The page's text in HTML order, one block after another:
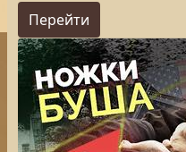
Перейти